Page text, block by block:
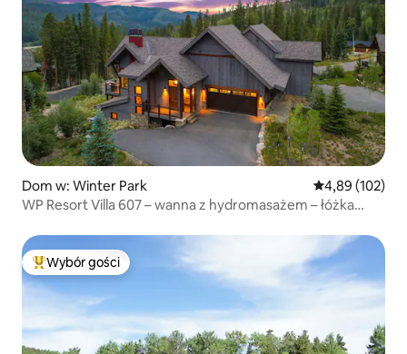
Dom w: Winter Park Średnia
4,89 (102)
WP Resort Villa 607 – wanna z hydromasażem – łóżka
Najpopularniejsze z kategorii Wybór gości
Wybór gości